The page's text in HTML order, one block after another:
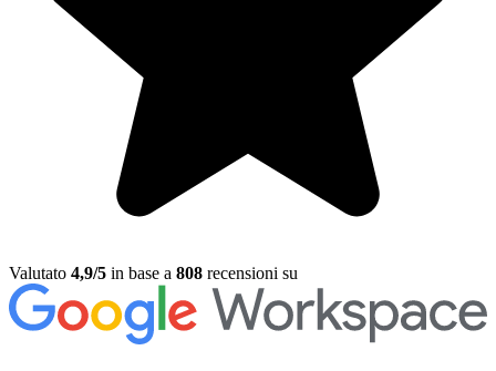
Valutato 4,9/5 in base a 808 recensioni su